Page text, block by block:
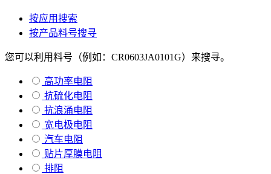
按应用搜索
按产品料号搜寻
您可以利用料号（例如：CR0603JA0101G）来搜寻。
高功率电阻
抗硫化电阻
抗浪涌电阻
宽电极电阻
汽车电阻
贴片厚膜电阻
排阻